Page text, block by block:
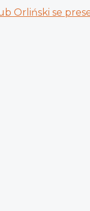
Orliński se